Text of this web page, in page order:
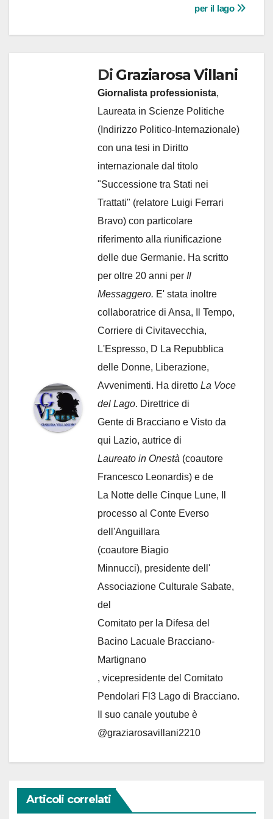
per il lago
Di Graziarosa Villani
Giornalista professionista,
Laureata in Scienze Politiche
(Indirizzo Politico-Internazionale)
con una tesi in Diritto
internazionale dal titolo
"Successione tra Stati nei
Trattati" (relatore Luigi Ferrari
Bravo) con particolare
riferimento alla riunificazione
delle due Germanie. Ha scritto
per oltre 20 anni per Il
Messaggero. E' stata inoltre
collaboratrice di Ansa, Il Tempo,
Corriere di Civitavecchia,
L'Espresso, D La Repubblica
delle Donne, Liberazione,
Avvenimenti. Ha diretto La Voce
del Lago. Direttrice di
Gente di Bracciano e Visto da
qui Lazio, autrice di
Laureato in Onestà (coautore
Francesco Leonardis) e de
La Notte delle Cinque Lune, Il
processo al Conte Everso
dell'Anguillara
(coautore Biagio
Minnucci), presidente dell'
Associazione Culturale Sabate,
del
Comitato per la Difesa del
Bacino Lacuale Bracciano-
Martignano
, vicepresidente del Comitato
Pendolari Fl3 Lago di Bracciano.
Il suo canale youtube è
@graziarosavillani2210
Articoli correlati